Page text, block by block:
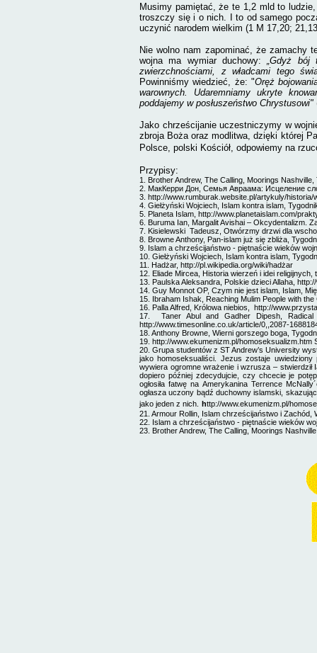
Musimy pamiętać, że te 1,2 mld to
troszczy się i o nich. I to od samego
uczynić narodem wielkim (1 M 17,20;
Nie wolno nam zapominać, że zamachy
wojna ma wymiar duchowy:„Gdyż bój
zwierzchnościami, z władcami tego
Powinniśmy wiedzieć, że: "Oręż
warownych. Udaremniamy ukryte
poddajemy w posłuszeństwo Chrystusowi"
Jako chrześcijanie uczestniczymy w
zbroja Boża oraz modlitwa, dzięki której
Polsce, polski Kościół, odpowiemy na
Przypisy:
1. Brother Andrew, The Calling, Moorings
2. МакКерри Дон, Семья Авраама: Исцеление
3. http://www.rumburak.website.pl/artykuly/
4. Giełżyński Wojciech, Islam kontra islam,
5. Planeta Islam, http://www.planetaislam.com/
6. Buruma Ian, Margalit Avishai – Okcydentalizm.
7. Kisielewski Tadeusz, Otwórzmy drzwi dla
8. Browne Anthony, Pan-islam już się zbliża,
9. Islam a chrześcijaństwo - piętnaście wieków
10. Giełżyński Wojciech, Islam kontra islam,
11. Hadżar, http://pl.wikipedia.org/wiki/hadżar
12. Eliade Mircea, Historia wierzeń i idei
13. Paulska Aleksandra, Polskie dzieci Allaha,
14. Guy Monnot OP, Czym nie jest islam, Islam,
15. Ibraham Ishak, Reaching Mulim People with
16. Palla Alfred, Królowa niebios,
http://
17.
Taner Abul and Gadher Dipesh,
http://www.timesonline.co.uk/article/0,,2087-
18. Anthony Browne, Wierni gorszego boga,
19. http://www.ekumenizm.pl/
20. Grupa studentów z ST Andrew’s University
jako homoseksualiści. Jezus zostaje
wywiera ogromne wrażenie i wzrusza –
dopiero później zdecydujcie, czy chcecie je
ogłosiła fatwę na Amerykanina Terrence
ogłasza uczony bądź duchowny islamski,
jako jeden z nich. http://www.ekumenizm.pl/
21. Armour Rollin, Islam chrześcijaństwo i Zachód,
22. Islam a chrześcijaństwo - piętnaście wieków
23. Brother Andrew, The Calling, Moorings